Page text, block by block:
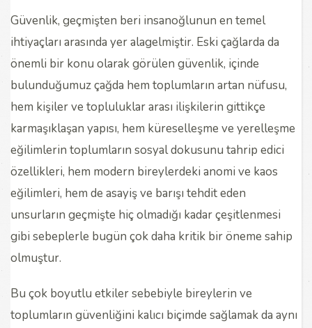
Güvenlik, geçmişten beri insanoğlunun en temel
ihtiyaçları arasında yer alagelmiştir. Eski çağlarda da
önemli bir konu olarak görülen güvenlik, içinde
bulunduğumuz çağda hem toplumların artan nüfusu,
hem kişiler ve topluluklar arası ilişkilerin gittikçe
karmaşıklaşan yapısı, hem küreselleşme ve yerelleşme
eğilimlerin toplumların sosyal dokusunu tahrip edici
özellikleri, hem modern bireylerdeki anomi ve kaos
eğilimleri, hem de asayiş ve barışı tehdit eden
unsurların geçmişte hiç olmadığı kadar çeşitlenmesi
gibi sebeplerle bugün çok daha kritik bir öneme sahip
olmuştur.
Bu çok boyutlu etkiler sebebiyle bireylerin ve
toplumların güvenliğini kalıcı biçimde sağlamak da aynı